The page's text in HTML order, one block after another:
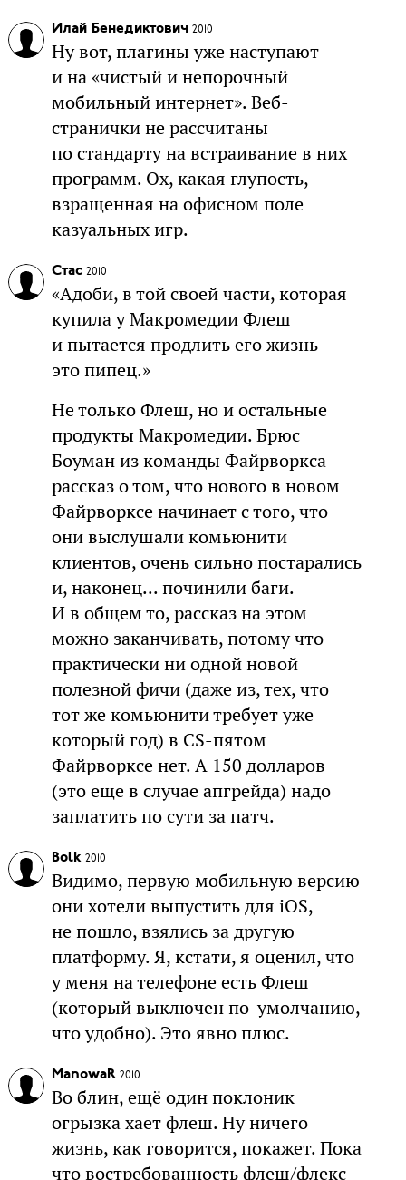
Илай Бенедиктович 2010
Ну вот, плагины уже наступают
и на «чистый и непорочный
мобильный интернет». Веб-
странички не рассчитаны
по стандарту на встраивание в них
программ. Ох, какая глупость,
взращенная на офисном поле
казуальных игр.
Стас 2010
«Адоби, в той своей части, которая
купила у Макромедии Флеш
и пытается продлить его жизнь —
это пипец.»
Не только Флеш, но и остальные
продукты Макромедии. Брюс
Боуман из команды Файрворкса
рассказ о том, что нового в новом
Файрворксе начинает с того, что
они выслушали комьюнити
клиентов, очень сильно постарались
и, наконец... починили баги.
И в общем то, рассказ на этом
можно заканчивать, потому что
практически ни одной новой
полезной фичи (даже из, тех, что
тот же комьюнити требует уже
который год) в CS-пятом
Файрворксе нет. А 150 долларов
(это еще в случае апгрейда) надо
заплатить по сути за патч.
Bolk 2010
Видимо, первую мобильную версию
они хотели выпустить для iOS,
не пошло, взялись за другую
платформу. Я, кстати, я оценил, что
у меня на телефоне есть Флеш
(который выключен по-умолчанию,
что удобно). Это явно плюс.
ManowaR 2010
Во блин, ещё один поклоник
огрызка хает флеш. Ну ничего
жизнь, как говорится, покажет. Пока
что востребованность флеш/флекс